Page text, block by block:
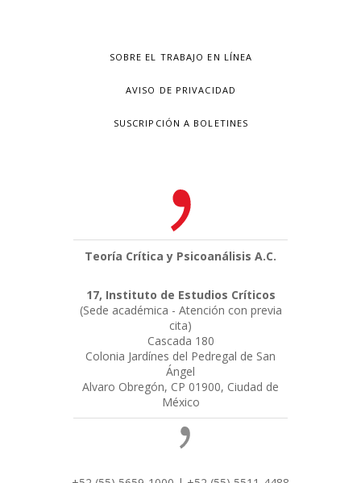
SOBRE EL TRABAJO EN LÍNEA
AVISO DE PRIVACIDAD
SUSCRIPCIÓN A BOLETINES
Teoría Crítica y Psicoanálisis A.C.
17, Instituto de Estudios Críticos
(Sede académica - Atención con previa
cita)
Cascada 180
Colonia Jardínes del Pedregal de San
Ángel
Alvaro Obregón, CP 01900, Ciudad de
México